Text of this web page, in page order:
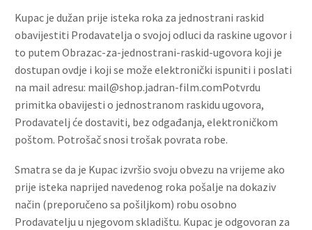
Kupac je dužan prije isteka roka za jednostrani raskid
obavijestiti Prodavatelja o svojoj odluci da raskine ugovor i
to putem Obrazac-za-jednostrani-raskid-ugovora koji je
dostupan ovdje i koji se može elektronički ispuniti i poslati
na mail adresu: mail@shop.jadran-film.comPotvrdu
primitka obavijesti o jednostranom raskidu ugovora,
Prodavatelj će dostaviti, bez odgađanja, elektroničkom
poštom. Potrošač snosi trošak povrata robe.
Smatra se da je Kupac izvršio svoju obvezu na vrijeme ako
prije isteka naprijed navedenog roka pošalje na dokaziv
način (preporučeno sa pošiljkom) robu osobno
Prodavatelju u njegovom skladištu. Kupac je odgovoran za